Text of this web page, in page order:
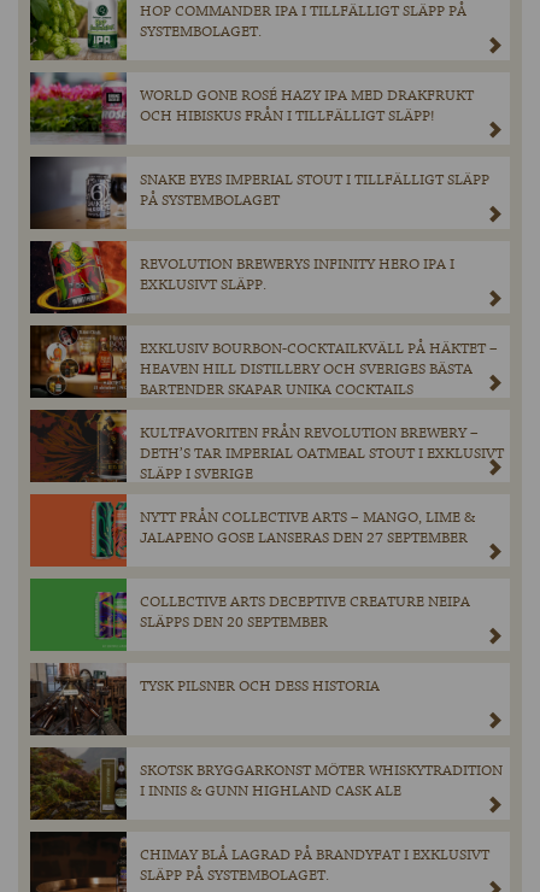
HOP COMMANDER IPA I TILLFÄLLIGT SLÄPP PÅ
SYSTEMBOLAGET.
WORLD GONE ROSÉ HAZY IPA MED DRAKFRUKT
OCH HIBISKUS FRÅN I TILLFÄLLIGT SLÄPP!
SNAKE EYES IMPERIAL STOUT I TILLFÄLLIGT SLÄPP
PÅ SYSTEMBOLAGET
REVOLUTION BREWERYS INFINITY HERO IPA I
EXKLUSIVT SLÄPP.
EXKLUSIV BOURBON-COCKTAILKVÄLL PÅ HÄKTET –
HEAVEN HILL DISTILLERY OCH SVERIGES BÄSTA
BARTENDER SKAPAR UNIKA COCKTAILS
KULTFAVORITEN FRÅN REVOLUTION BREWERY –
DETH’S TAR IMPERIAL OATMEAL STOUT I EXKLUSIVT
SLÄPP I SVERIGE
NYTT FRÅN COLLECTIVE ARTS – MANGO, LIME &
JALAPENO GOSE LANSERAS DEN 27 SEPTEMBER
COLLECTIVE ARTS DECEPTIVE CREATURE NEIPA
SLÄPPS DEN 20 SEPTEMBER
TYSK PILSNER OCH DESS HISTORIA
SKOTSK BRYGGARKONST MÖTER WHISKYTRADITION
I INNIS & GUNN HIGHLAND CASK ALE
CHIMAY BLÅ LAGRAD PÅ BRANDYFAT I EXKLUSIVT
SLÄPP PÅ SYSTEMBOLAGET.